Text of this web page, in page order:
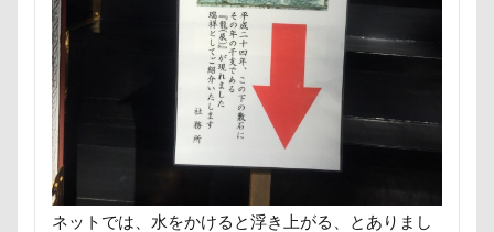
ネットでは、水をかけると浮き上がる、とありまし
葛飾区
茶太郎くん 葉っぱ
萌ちゃん 菜の花
草津温泉
草津国際スキー場
草加市
育成 被り物
立山町
粉ミルク
米袋
米沢牛ステーキレストラン un
等身大ガンダム
笑顔
立山連峰 空腹 糸満市
移動中